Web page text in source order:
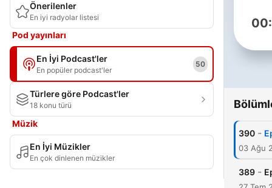
Önerilenler
En iyi radyolar listesi
Pod yayınları
En İyi Podcast'ler
En popüler podcast'ler
50
Türlere göre Podcast'ler
18 konu türü
Müzik
En İyi Müzikler
En çok dinlenen müzikler
390 -
03 Ağu
389 -